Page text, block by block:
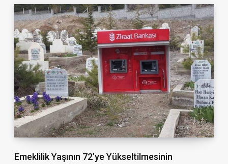
Emeklilik Yaşının 72’ye Yükseltilmesinin